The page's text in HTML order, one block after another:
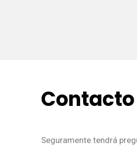
Seguramente tendrá